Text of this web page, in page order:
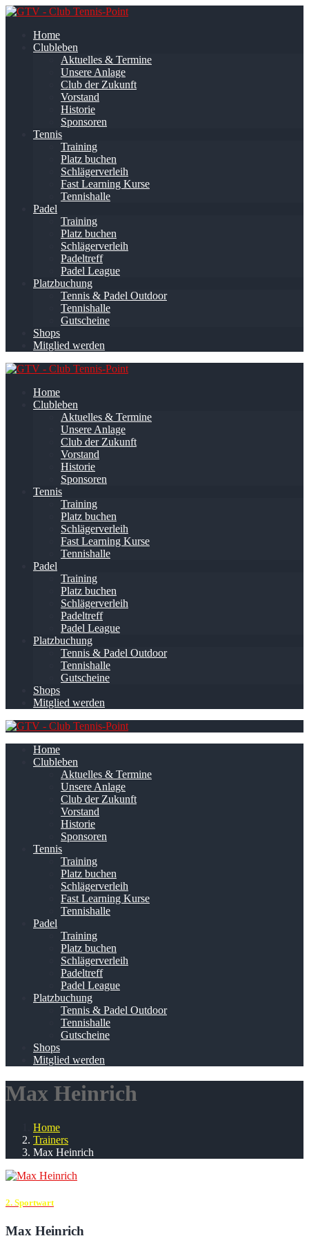
Home
Clubleben
Aktuelles & Termine
Unsere Anlage
Club der Zukunft
Vorstand
Historie
Sponsoren
Tennis
Training
Platz buchen
Schlägerverleih
Fast Learning Kurse
Tennishalle
Padel
Training
Platz buchen
Schlägerverleih
Padeltreff
Padel League
Platzbuchung
Tennis & Padel Outdoor
Tennishalle
Gutscheine
Shops
Mitglied werden
Home
Clubleben
Aktuelles & Termine
Unsere Anlage
Club der Zukunft
Vorstand
Historie
Sponsoren
Tennis
Training
Platz buchen
Schlägerverleih
Fast Learning Kurse
Tennishalle
Padel
Training
Platz buchen
Schlägerverleih
Padeltreff
Padel League
Platzbuchung
Tennis & Padel Outdoor
Tennishalle
Gutscheine
Shops
Mitglied werden
Home
Clubleben
Aktuelles & Termine
Unsere Anlage
Club der Zukunft
Vorstand
Historie
Sponsoren
Tennis
Training
Platz buchen
Schlägerverleih
Fast Learning Kurse
Tennishalle
Padel
Training
Platz buchen
Schlägerverleih
Padeltreff
Padel League
Platzbuchung
Tennis & Padel Outdoor
Tennishalle
Gutscheine
Shops
Mitglied werden
Max Heinrich
Home
Trainers
Max Heinrich
2. Sportwart
Max Heinrich